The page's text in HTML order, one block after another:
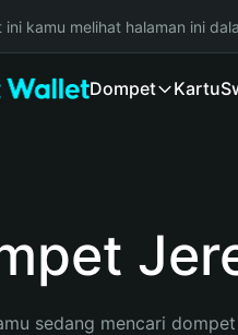
ini kamu melihat halaman ini
Dompet Kartu
sedang mencari